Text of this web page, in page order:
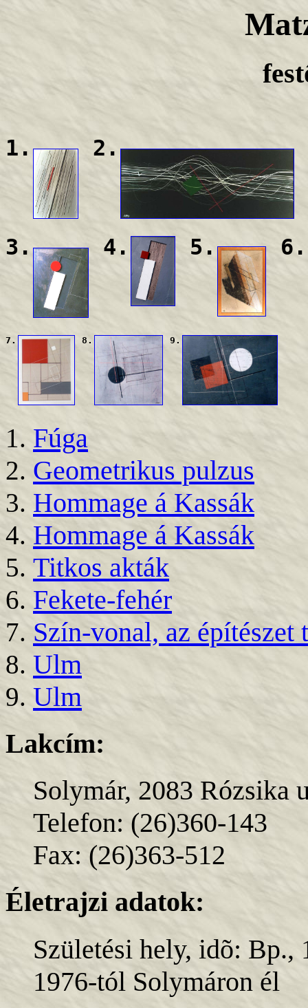
1. 2.
3. 4. 5. 6.
7. 8. 9.
Fúga
Geometrikus pulzus
Hommage á Kassák
Hommage á Kassák
Titkos akták
Fekete-fehér
Szín-vonal, az építészet
Ulm
Ulm
Lakcím:
Solymár, 2083 Rózsika
Telefon: (26)360-143
Fax: (26)363-512
Életrajzi adatok:
Születési hely, idõ: Bp.,
1976-tól Solymáron él